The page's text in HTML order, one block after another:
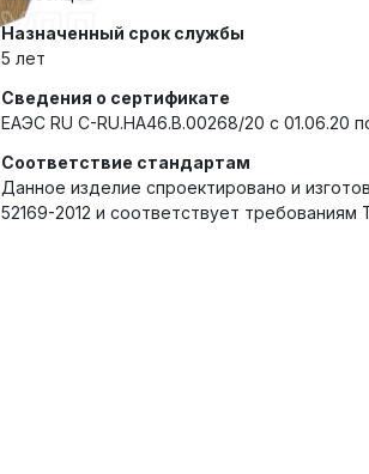
Назначенный срок службы
5 лет
Сведения о сертификате
ЕАЭС RU C-RU.HA46.B.00268/20 с 01.06.20
Соответствие стандартам
Данное изделие спроектировано и
52169-2012 и соответствует